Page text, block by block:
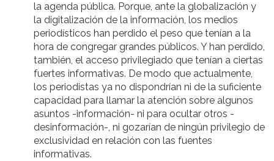
la agenda pública. Porque, ante la globalización y
la digitalización de la información, los medios
periodísticos han perdido el peso que tenían a la
hora de congregar grandes públicos. Y han perdido,
también, el acceso privilegiado que tenían a ciertas
fuertes informativas. De modo que actualmente,
los periodistas ya no dispondrían ni de la suficiente
capacidad para llamar la atención sobre algunos
asuntos -información- ni para ocultar otros -
desinformación-, ni gozarían de ningún privilegio de
exclusividad en relación con las fuentes
informativas.